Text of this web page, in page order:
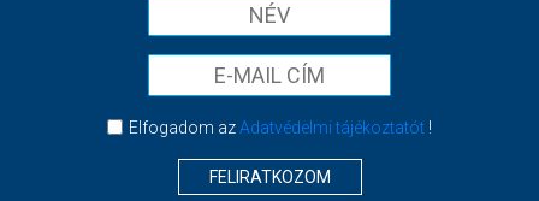
Elfogadom azAdatvédelmi tájékoztatót!
FELIRATKOZOM